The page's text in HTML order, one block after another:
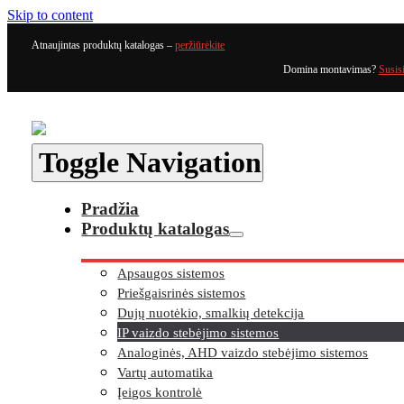
Skip to content
Atnaujintas produktų katalogas –peržiūrėkite
Domina montavimas?
Toggle Navigation
Pradžia
Produktų katalogas
Apsaugos sistemos
Priešgaisrinės sistemos
Dujų nuotėkio, smalkių detekcija
IP vaizdo stebėjimo sistemos
Analoginės, AHD vaizdo stebėjimo sistemos
Vartų automatika
Įeigos kontrolė